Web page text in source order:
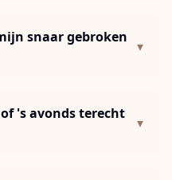
snaar gebroken
▾
's avonds terecht
▾